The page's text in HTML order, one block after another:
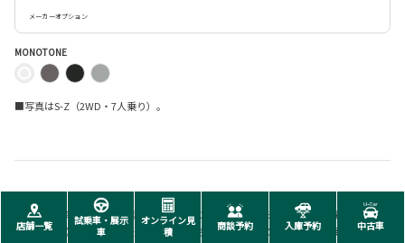
メーカーオプション
MONOTONE
■写真はS-Z（2WD・7人乗り）。
■燃料消費率は定められた試験条件のもとでの値です。お客様の使用環境（気象、
渋滞等）や運転方法（急発進、エアコン使用等）に応じて燃料消費率は異なりま
店舗一覧
試乗車・展示
車
オンライン見
積
商談予約 入庫予約 中古車